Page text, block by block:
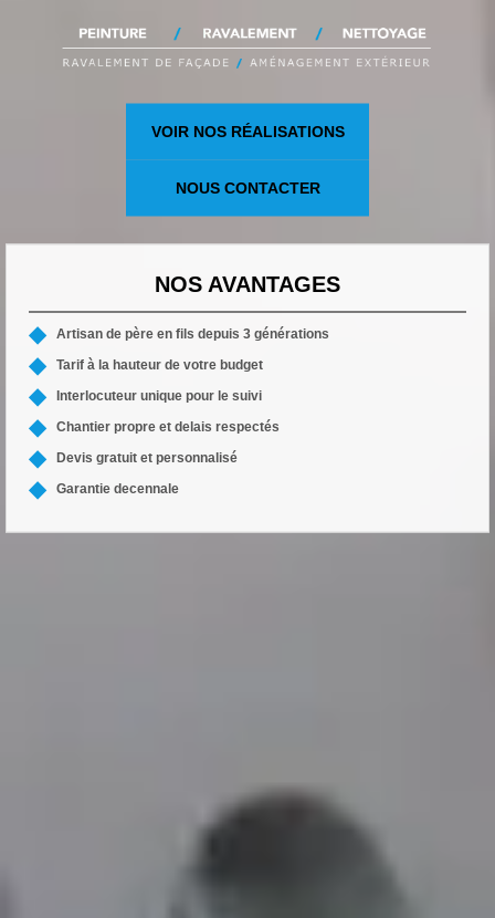
VOIR NOS RÉALISATIONS
NOUS CONTACTER
NOS AVANTAGES
Artisan de père en fils depuis 3 générations
Tarif à la hauteur de votre budget
Interlocuteur unique pour le suivi
Chantier propre et delais respectés
Devis gratuit et personnalisé
Garantie decennale